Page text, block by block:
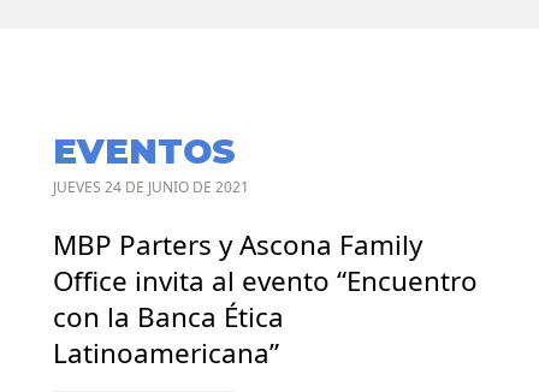
EVENTOS
JUEVES 24 DE JUNIO DE 2021
MBP Parters y Ascona Family
Office invita al evento “Encuentro
con la Banca Ética
Latinoamericana”